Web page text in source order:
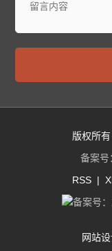
版权所
备案号
RSS|
备案号：
网站设